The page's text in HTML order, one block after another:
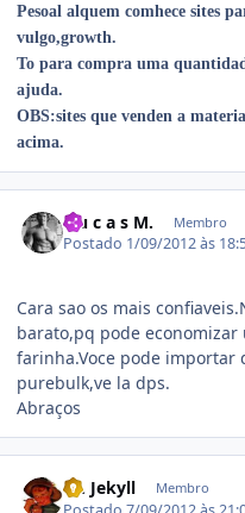
Pesoal alquem comhece sites
vulgo,growth.
To para compra uma
ajuda.
OBS:sites que venden a
acima.
L u c a s M. Membro
Postado 1/09/2012 às
Cara sao os mais
barato,pq pode
farinha.Voce pode importar
purebulk,ve la dps.
Abraços
Dr. Jekyll Membro